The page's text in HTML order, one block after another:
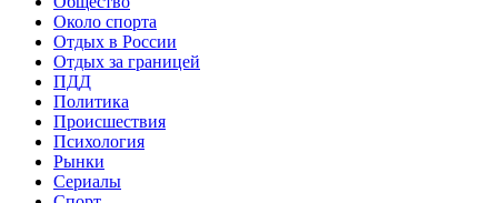
Около спорта
Отдых в России
Отдых за границей
ПДД
Политика
Происшествия
Психология
Рынки
Сериалы